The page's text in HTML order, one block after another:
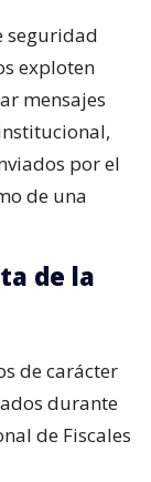
seguridad
exploten
mensajes
por el
de una
de la
de carácter
durante
de Fiscales